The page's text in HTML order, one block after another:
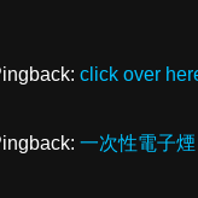
click over
一次性電子煙